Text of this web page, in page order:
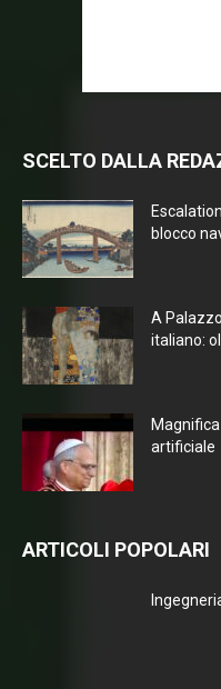
SCELTO DALLA
blocco
A
italiano:
artificiale
ARTICOLI POPOLARI